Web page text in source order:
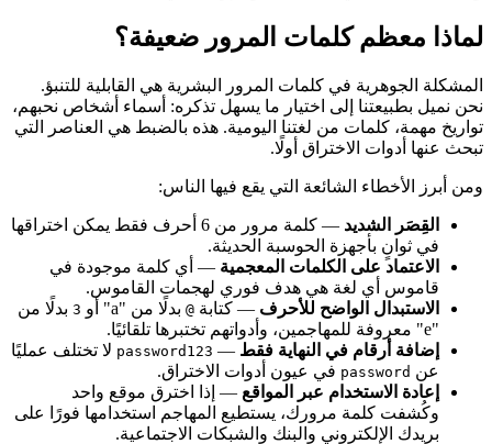
لماذا معظم كلمات المرور ضعيفة؟
المشكلة الجوهرية في كلمات المرور البشرية هي القابلية للتنبؤ.
نحن نميل بطبيعتنا إلى اختيار ما يسهل تذكره: أسماء أشخاص نحبهم،
تواريخ مهمة، كلمات من لغتنا اليومية. هذه بالضبط هي العناصر التي
تبحث عنها أدوات الاختراق أولًا.
ومن أبرز الأخطاء الشائعة التي يقع فيها الناس:
القِصَر الشديد
— كلمة مرور من 6 أحرف فقط يمكن اختراقها
في ثوانٍ بأجهزة الحوسبة الحديثة.
الاعتماد على الكلمات المعجمية — أي كلمة موجودة في
قاموس أي لغة هي هدف فوري لهجمات القاموس.
الاستبدال الواضح للأحرف — كتابة @ بدلًا من "a" أو 3 بدلًا من
"e" معروفة للمهاجمين، وأدواتهم تختبرها تلقائيًا.
إضافة أرقام في النهاية فقط —
password123 لا تختلف عمليًا
عن password في عيون أدوات الاختراق.
إعادة الاستخدام عبر المواقع — إذا اخترق موقع واحد
وكُشفت كلمة مرورك، يستطيع المهاجم استخدامها فورًا على
بريدك الإلكتروني والبنك والشبكات الاجتماعية.